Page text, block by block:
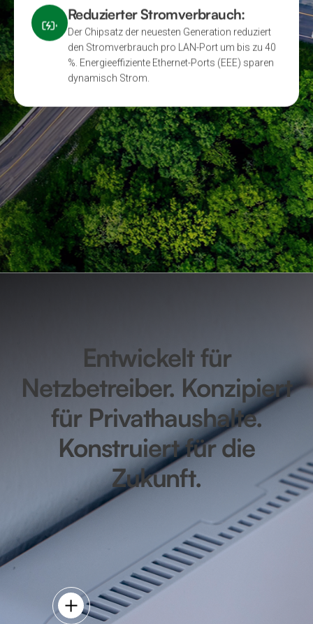
Reduzierter Stromverbrauch:
Der Chipsatz der neuesten Generation reduziert
den Stromverbrauch pro LAN-Port um bis zu 40
%. Energieeffiziente Ethernet-Ports (EEE) sparen
dynamisch Strom.
Entwickelt für
Netzbetreiber. Konzipiert
für Privathaushalte.
Konstruiert für die
Zukunft.